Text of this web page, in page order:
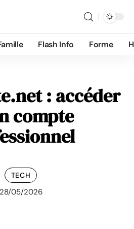
Flash Info Forme
: accéder
compte
TECH
28/05/2026